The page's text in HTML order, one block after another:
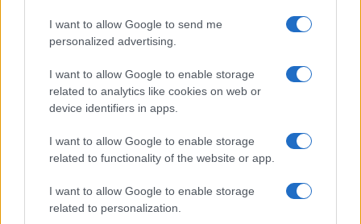
I want to allow Google to send me
personalized advertising.
I want to allow Google to enable storage
related to analytics like cookies on web or
device identifiers in apps.
I want to allow Google to enable storage
related to functionality of the website or app.
I want to allow Google to enable storage
related to personalization.
LIFESTYLE